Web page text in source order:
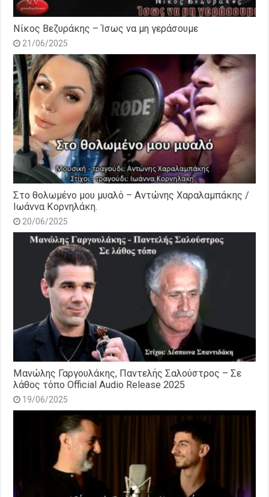
Νίκος Βεζυράκης – Ίσως να μη γεράσουμε
21/06/2025
Στο θολωμένο μου μυαλό – Αντώνης Χαραλαμπάκης /
Ιωάννα Κορνηλάκη.
20/06/2025
Μανώλης Γαργουλάκης, Παντελής Σαλούστρος – Σε
λάθος τόπο Official Audio Release 2025
19/06/2025